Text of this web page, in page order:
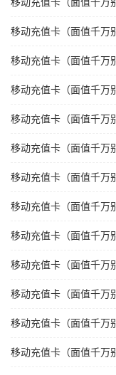
移动充值卡（面值千万
移动充值卡（面值千万
移动充值卡（面值千万
移动充值卡（面值千万
移动充值卡（面值千万
移动充值卡（面值千万
移动充值卡（面值千万
移动充值卡（面值千万
移动充值卡（面值千万
移动充值卡（面值千万
移动充值卡（面值千万
移动充值卡（面值千万